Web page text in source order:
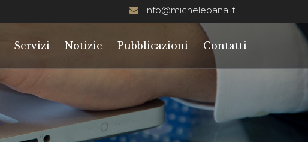
info@michelebana.it
Servizi Notizie Pubblicazioni Contatti